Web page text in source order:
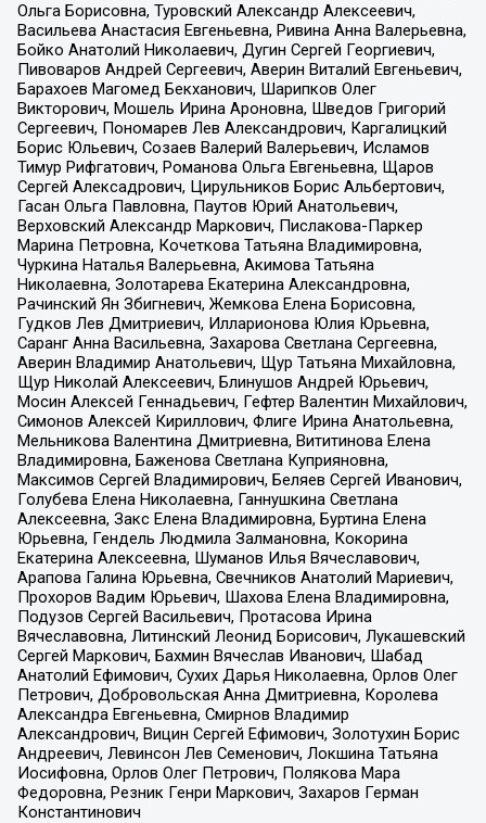
Ольга Борисовна, Туровский Александр Алексеевич,
Васильева Анастасия Евгеньевна, Ривина Анна Валерьевна,
Бойко Анатолий Николаевич, Дугин Сергей Георгиевич,
Пивоваров Андрей Сергеевич, Аверин Виталий Евгеньевич,
Барахоев Магомед Бекханович, Шарипков Олег
Викторович, Мошель Ирина Ароновна, Шведов Григорий
Сергеевич, Пономарев Лев Александрович, Каргалицкий
Борис Юльевич, Созаев Валерий Валерьевич, Исламов
Тимур Рифгатович, Романова Ольга Евгеньевна, Щаров
Сергей Алексадрович, Цирульников Борис Альбертович,
Гасан Ольга Павловна, Паутов Юрий Анатольевич,
Верховский Александр Маркович, Пислакова-Паркер
Марина Петровна, Кочеткова Татьяна Владимировна,
Чуркина Наталья Валерьевна, Акимова Татьяна
Николаевна, Золотарева Екатерина Александровна,
Рачинский Ян Збигневич, Жемкова Елена Борисовна,
Гудков Лев Дмитриевич, Илларионова Юлия Юрьевна,
Саранг Анна Васильевна, Захарова Светлана Сергеевна,
Аверин Владимир Анатольевич, Щур Татьяна Михайловна,
Щур Николай Алексеевич, Блинушов Андрей Юрьевич,
Мосин Алексей Геннадьевич, Гефтер Валентин Михайлович,
Симонов Алексей Кириллович, Флиге Ирина Анатольевна,
Мельникова Валентина Дмитриевна, Вититинова Елена
Владимировна, Баженова Светлана Куприяновна,
Максимов Сергей Владимирович, Беляев Сергей Иванович,
Голубева Елена Николаевна, Ганнушкина Светлана
Алексеевна, Закс Елена Владимировна, Буртина Елена
Юрьевна, Гендель Людмила Залмановна, Кокорина
Екатерина Алексеевна, Шуманов Илья Вячеславович,
Арапова Галина Юрьевна, Свечников Анатолий Мариевич,
Прохоров Вадим Юрьевич, Шахова Елена Владимировна,
Подузов Сергей Васильевич, Протасова Ирина
Вячеславовна, Литинский Леонид Борисович, Лукашевский
Сергей Маркович, Бахмин Вячеслав Иванович, Шабад
Анатолий Ефимович, Сухих Дарья Николаевна, Орлов Олег
Петрович, Добровольская Анна Дмитриевна, Королева
Александра Евгеньевна, Смирнов Владимир
Александрович, Вицин Сергей Ефимович, Золотухин Борис
Андреевич, Левинсон Лев Семенович, Локшина Татьяна
Иосифовна, Орлов Олег Петрович, Полякова Мара
Федоровна, Резник Генри Маркович, Захаров Герман
Константинович